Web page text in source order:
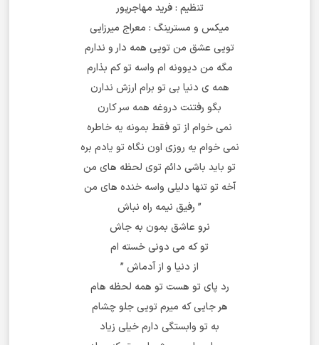
تنظیم : فرید مهاجرپور
میکس و مسترینگ : معراج میرزایی
تویی عشق من تویی همه دار و ندارم
مگه من دیوونه ام‌ واسه تو کم‌ بذارم
همه ی دنیا بی تو برام ارزش ندارن
بگو رفتنت دروغه همه سر کارن
نمی خوام از تو‌ فقط بمونه یه خاطره
نمی خوام یه روزی اون نگاه تو یادم بره
تو باید باشی دائم توی لحظه های من
آخه تو تنها دلیلی واسه خنده های من
” رفیق نیمه راه نباش
نرو عاشق بمون به جاش
تو که می دونی خسته ام
از دنیا و از آدماش ”
رد پای تو‌ هست تو همه لحظه هام
هر جایی که میرم تویی جلو چشام
به تو‌ وابستگی دارم خیلی زیاد